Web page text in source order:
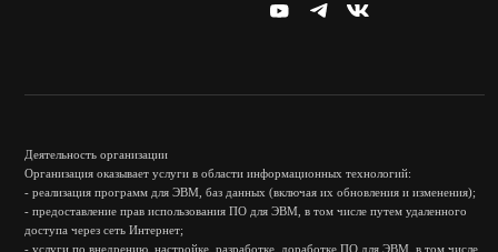
Деятельность организации
Организация оказывает услуги в области информационных технологий:
- реализация программ для ЭВМ, баз данных (включая их обновления и изменения);
- предоставление прав использования ПО для ЭВМ, в том числе путем удаленного
доступа через сеть Интернет;
- услуги по внедрению, настройке, разработке, доработке ПО для ЭВМ, в том числе